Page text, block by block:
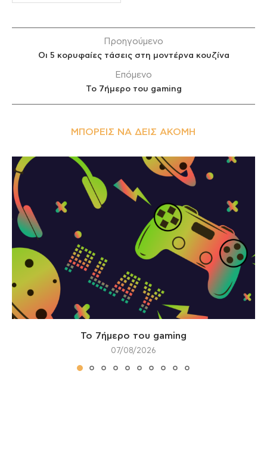
Προηγούμενο
Οι 5 κορυφαίες τάσεις στη μοντέρνα κουζίνα
Επόμενο
Το 7ήμερο του gaming
ΜΠΟΡΕΊΣ ΝΑ ΔΕΙΣ ΑΚΌΜΗ
Το 7ήμερο του gaming
07/08/2026